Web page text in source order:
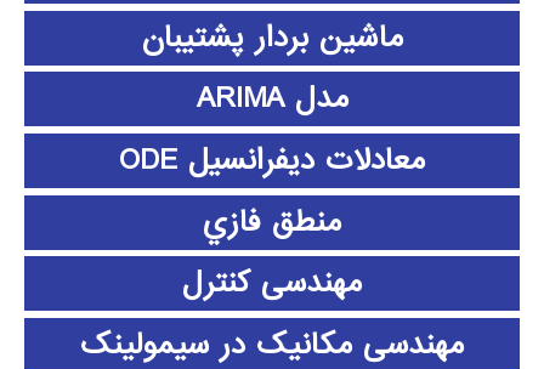
ماشین بردار پشتیبان
مدل ARIMA
معادلات دیفرانسیل ODE
منطق فازي
مهندسی کنترل
مهندسی مکانیک در سیمولینک